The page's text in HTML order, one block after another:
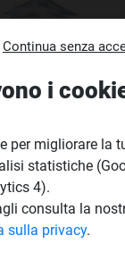
Leuchten,
a sospensione
€ 83 € 37
Continua senza
i
per migliorare la
statistiche
4).
consulta la
sulla privacy.